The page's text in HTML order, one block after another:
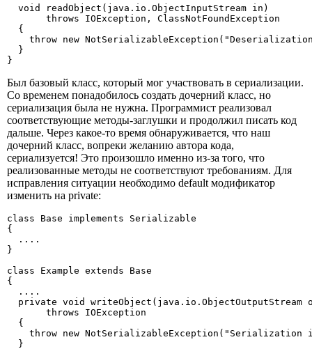
  void readObject(java.io.ObjectInputStream in)
       throws IOException, ClassNotFoundException
  {
throw new
  }
}
Был базовый класс, который мог участвовать в сериализации.
Со временем понадобилось создать дочерний класс, но
сериализация была не нужна. Программист реализовал
соответствующие методы-заглушки и продолжил писать код
дальше. Через какое-то время обнаруживается, что наш
дочерний класс, вопреки желанию автора кода,
сериализуется! Это произошло именно из-за того, что
реализованные методы не соответствуют требованиям. Для
исправления ситуации необходимо default модификатор
изменить на private:
class Base implements Serializable
{
  ....
}
class Example extends Base
{
  ....
private void writeObject(java.io.ObjectOutputStream
       throws IOException
  {
throw new NotSerializableException("Serialization
  }